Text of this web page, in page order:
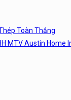
Toàn Thắng
MTV Austin Home